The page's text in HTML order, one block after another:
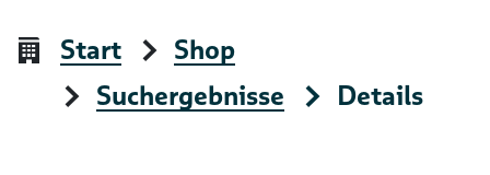
Start
Shop
Suchergebnisse
Details